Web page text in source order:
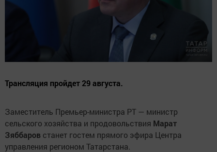
Трансляция пройдет 29 августа.
Заместитель Премьер-министра РТ — министр
сельского хозяйства и продовольствия Марат
Зяббаров станет гостем прямого эфира Центра
управления регионом Татарстана.